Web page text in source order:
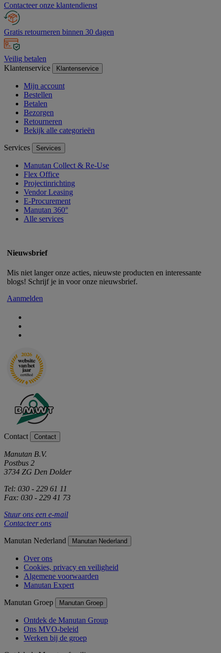
Contacteer onze klantendienst
Gratis retourneren binnen 30 dagen
Veilig betalen
Klantenservice
Klantenservice
Mijn account
Bestellen
Betalen
Bezorgen
Retourneren
Bekijk alle categorieën
Services Services
Manutan Collect & Re-Use
Flex Office
Projectinrichting
Vendor Leasing
E-Procurement
Manutan 360°
Alle services
Nieuwsbrief
Mis niet langer onze acties, nieuwste producten en interessante
blogs! Schrijf je in voor onze nieuwsbrief.
Aanmelden
Contact Contact
Manutan B.V.
Postbus 2
3734 ZG Den Dolder
Tel: 030 - 229 61 11
Fax: 030 - 229 41 73
Stuur ons een e-mail
Contacteer ons
Manutan Nederland Manutan Nederland
Over ons
Cookies, privacy en veiligheid
Algemene voorwaarden
Manutan Expert
Manutan Groep Manutan Groep
Ontdek de Manutan Group
Ons MVO-beleid
Werken bij de groep